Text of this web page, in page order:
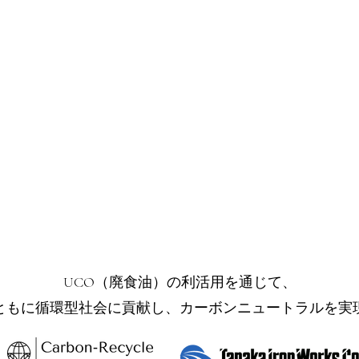
UCO（廃食油）の利活用を通じて、
もに循環型社会に貢献し、カーボンニュートラルを実